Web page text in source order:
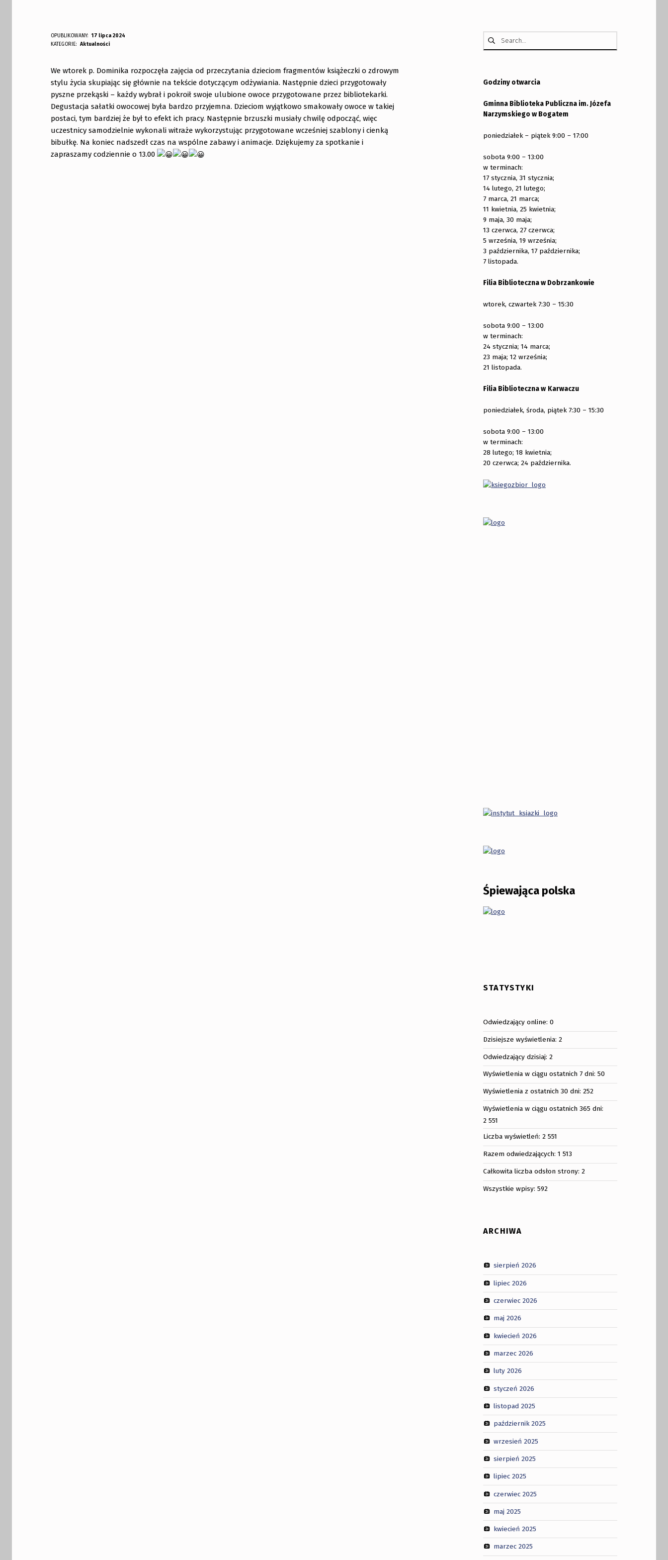
OPUBLIKOWANY: 17 lipca 2024
DODANY PRZEZ:
KATEGORIE: Aktualności
We wtorek p. Dominika rozpoczęła zajęcia od przeczytania dzieciom fragmentów książeczki o zdrowym
stylu życia skupiając się głównie na tekście dotyczącym odżywiania. Następnie dzieci przygotowały
pyszne przekąski – każdy wybrał i pokroił swoje ulubione owoce przygotowane przez bibliotekarki.
Degustacja sałatki owocowej była bardzo przyjemna. Dzieciom wyjątkowo smakowały owoce w takiej
postaci, tym bardziej że był to efekt ich pracy. Następnie brzuszki musiały chwilę odpocząć, więc
uczestnicy samodzielnie wykonali witraże wykorzystując przygotowane wcześniej szablony i cienką
bibułkę. Na koniec nadszedł czas na wspólne zabawy i animacje. Dziękujemy za spotkanie i
zapraszamy codziennie o 13.00
Szukaj:
Godziny otwarcia
Gminna Biblioteka Publiczna im. Józefa
Narzymskiego w Bogatem
poniedziałek – piątek 9:00 – 17:00
sobota 9:00 – 13:00
w terminach:
17 stycznia, 31 stycznia;
14 lutego, 21 lutego;
7 marca, 21 marca;
11 kwietnia, 25 kwietnia;
9 maja, 30 maja;
13 czerwca, 27 czerwca;
5 września, 19 września;
3 października, 17 października;
7 listopada.
Filia Biblioteczna w Dobrzankowie
wtorek, czwartek 7:30 – 15:30
sobota 9:00 – 13:00
w terminach:
24 stycznia; 14 marca;
23 maja; 12 września;
21 listopada.
Filia Biblioteczna w Karwaczu
poniedziałek, środa, piątek 7:30 – 15:30
sobota 9:00 – 13:00
w terminach:
28 lutego; 18 kwietnia;
20 czerwca; 24 października.
Śpiewająca polska
STATYSTYKI
Odwiedzający online: 0
Dzisiejsze wyświetlenia: 2
Odwiedzający dzisiaj: 2
Wyświetlenia w ciągu ostatnich 7 dni: 50
Wyświetlenia z ostatnich 30 dni: 252
Wyświetlenia w ciągu ostatnich 365 dni:
2 551
Liczba wyświetleń: 2 551
Razem odwiedzających: 1 513
Całkowita liczba odsłon strony: 2
Wszystkie wpisy: 592
ARCHIWA
sierpień 2026
lipiec 2026
czerwiec 2026
maj 2026
kwiecień 2026
marzec 2026
luty 2026
styczeń 2026
listopad 2025
październik 2025
wrzesień 2025
sierpień 2025
lipiec 2025
czerwiec 2025
maj 2025
kwiecień 2025
marzec 2025